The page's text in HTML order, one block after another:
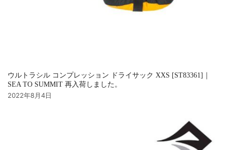
ウルトラシル コンプレッション ドライサック XXS [ST83361]｜
SEA TO SUMMIT 再入荷しました。
2022年8月4日